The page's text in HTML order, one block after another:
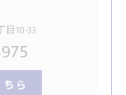
10-33
ら